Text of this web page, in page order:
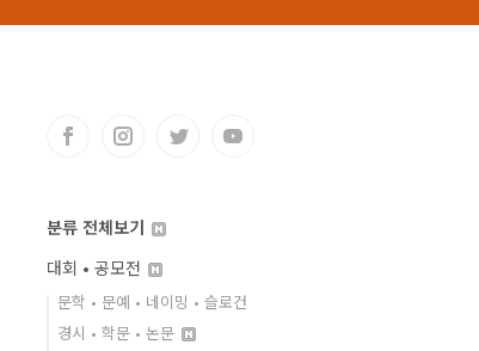
분류 전체보기
대회 • 공모전
문학 • 문예 • 네이밍 • 슬로건
경시 • 학문 • 논문